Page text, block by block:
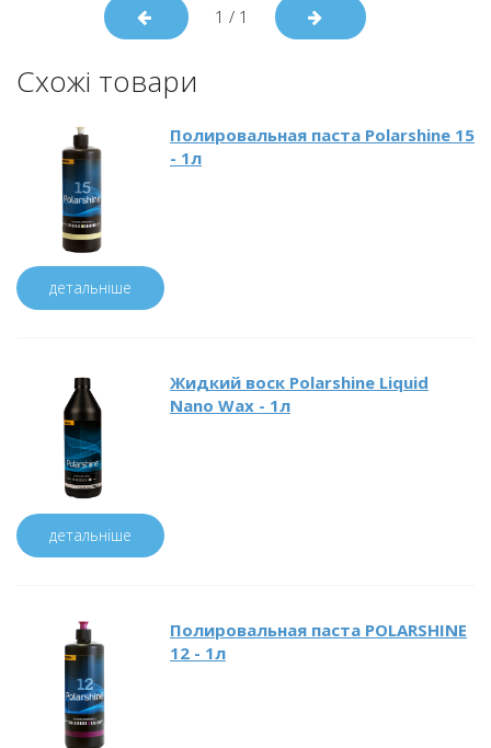
1 / 1
Схожі товари
Полировальная паста Polarshine 15
- 1л
детальніше
Жидкий воск Polarshine Liquid
Nano Wax - 1л
детальніше
Полировальная паста POLARSHINE
12 - 1л